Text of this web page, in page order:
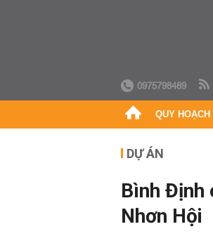
0975798489
QUY HOẠCH
DỰ ÁN
Bình Định
Nhơn Hội